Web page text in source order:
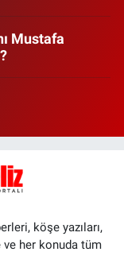
Mustafa
köşe yazıları,
her konuda tüm